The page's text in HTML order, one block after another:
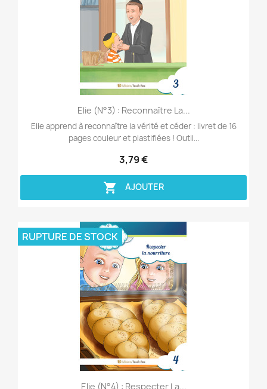
Aperçu rapide
Elie (n°3) : Reconnaître La...
Elie apprend à reconnaître la vérité et céder : livret de 16
pages couleur et plastifiées ! Outil...
3,79 €
 AJOUTER
Aperçu rapide
Elie (n°4) : Respecter La...
RUPTURE DE STOCK